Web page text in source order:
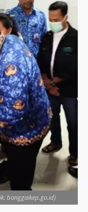
banggaikep.go.id)